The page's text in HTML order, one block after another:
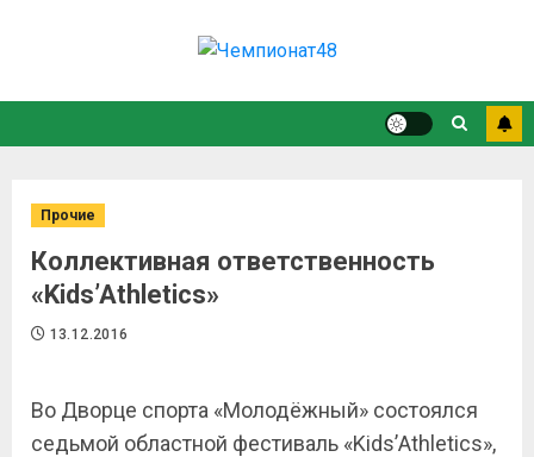
Прочие
Коллективная ответственность
«Kids’Athletics»
13.12.2016
Во Дворце спорта «Молодёжный» состоялся
седьмой областной фестиваль «Kids’Athletics»,